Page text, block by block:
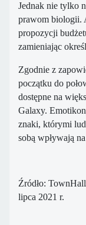
Jednak nie tylko
prawom biologii.
propozycji
zamieniając
Zgodnie z
początku do
dostępne na
Galaxy.
znaki, którymi
sobą wpływają
Źródło:
lipca 2021 r.